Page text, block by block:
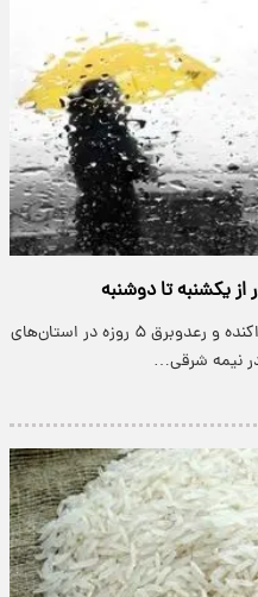
یکشنبه تا دوشنبه
سازمان هواشناسی کشور از بارش‌‌های پراکنده و رعدوبرق ۵ روزه در استان‌های
نیمه شرقی…